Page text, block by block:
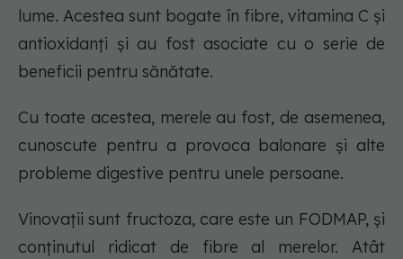
lume. Acestea sunt bogate în fibre, vitamina C și
antioxidanți și au fost asociate cu o serie de
beneficii pentru sănătate.
Cu toate acestea, merele au fost, de asemenea,
cunoscute pentru a provoca balonare și alte
probleme digestive pentru unele persoane.
Vinovații sunt fructoza, care este un FODMAP, și
conținutul ridicat de fibre al merelor. Atât